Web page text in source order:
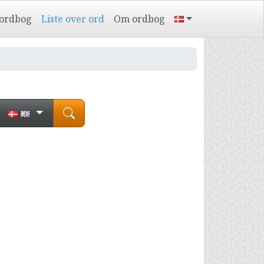
Liste over ord Om ordbog